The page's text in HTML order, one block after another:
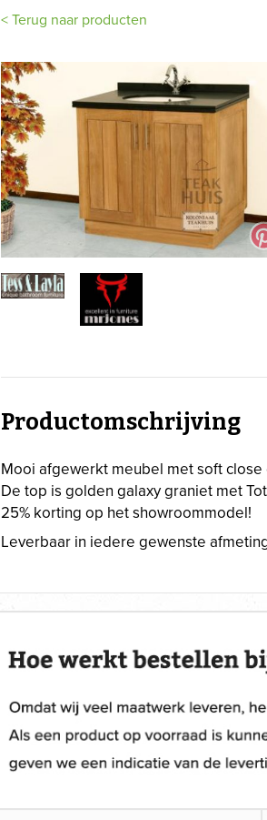
< Terug naar producten
Productomschrijving
Mooi afgewerkt meubel met soft close
De top is golden galaxy graniet met
25% korting op het showroommodel!
Leverbaar in iedere gewenste